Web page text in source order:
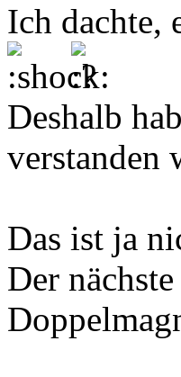
Ich dachte,
Deshalb
verstanden
Das ist ja
Der